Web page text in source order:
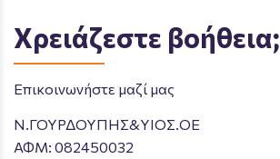
Χρειάζεστε βοήθεια;
Επικοινωνήστε μαζί μας
Ν.ΓΟΥΡΔΟΥΠΗΣ&ΥΙΟΣ.ΟΕ
ΑΦΜ: 082450032